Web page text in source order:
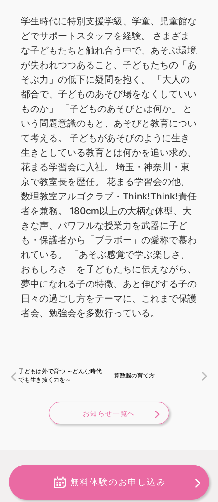
学生時代に特別支援学級、学童、児童館な
どでサポートスタッフを経験。 さまざま
な子どもたちと触れ合う中で、あそぶ環境
が失われつつあること、子どもたちの「あ
そぶ力」の低下に疑問を抱く。 「大人の
都合で、子どものあそび場をなくしていい
ものか」 「子どものあそびとは何か」 と
いう問題意識のもと、あそびと教育につい
て考える。 子どもがあそびのように生き
生きとしている教育とは何かを追い求め、
花まる学習会に入社。 埼玉・神奈川・東
京で教室長を歴任。 花まる学習会の他、
数理教室アルゴクラブ・Think!Think!責任
者を兼務。 180cm以上の大柄な体型、大
きな声、パワフルな授業力を武器に子ど
も・保護者から「ブラボー」の愛称で慕わ
れている。 「あそぶ感覚で学ぶ楽しさ、
おもしろさ」を子どもたちに伝えながら、
夢中になれる子の特徴、あと伸びする子の
日々の過ごし方をテーマに、これまで保護
者会、勉強会を多数行っている。
子どもは外で育つ ～どんな時代
でも生き抜く力を～
算数脳の育て方
お知らせ一覧へ
無料体験のお申し込み